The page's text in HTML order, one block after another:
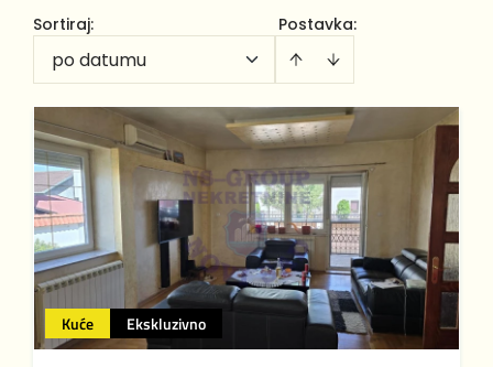
Postavka:
Sortiraj:
po datumu
Kuće Ekskluzivno